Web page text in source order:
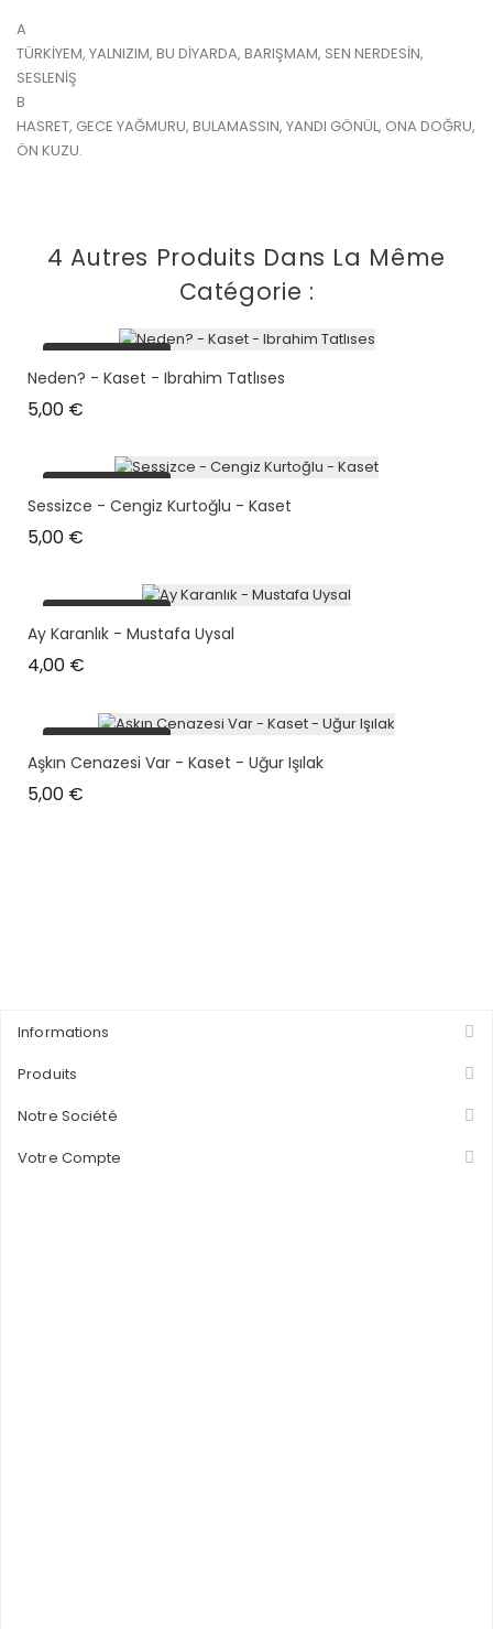
A
TÜRKİYEM, YALNIZIM, BU DİYARDA, BARIŞMAM, SEN NERDESİN,
SESLENİŞ
B
HASRET, GECE YAĞMURU, BULAMASSIN, YANDI GÖNÜL, ONA DOĞRU,
ÖN KUZU.
4 Autres Produits Dans La Même
Catégorie :
plus en stock
Neden? - Kaset - Ibrahim Tatlıses
5,00 €
plus en stock
Sessizce - Cengiz Kurtoğlu - Kaset
5,00 €
plus en stock
Ay Karanlık - Mustafa Uysal
4,00 €
plus en stock
Aşkın Cenazesi Var - Kaset - Uğur Işılak
5,00 €
Informations
Produits
Notre Société
Votre Compte